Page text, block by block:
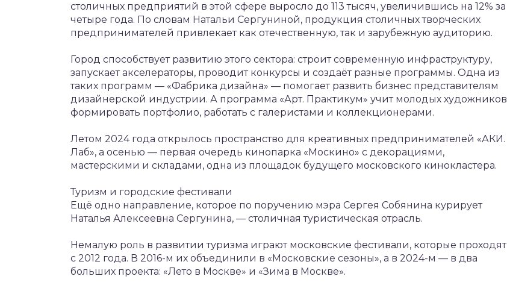
столичных предприятий в этой сфере выросло до 113 тысяч, увеличившись на 12% за
четыре года. По словам Натальи Сергуниной, продукция столичных творческих
предпринимателей привлекает как отечественную, так и зарубежную аудиторию.
Город способствует развитию этого сектора: строит современную инфраструктуру,
запускает акселераторы, проводит конкурсы и создаёт разные программы. Одна из
таких программ — «Фабрика дизайна» — помогает развить бизнес представителям
дизайнерской индустрии. А программа «Арт. Практикум» учит молодых художников
формировать портфолио, работать с галеристами и коллекционерами.
Летом 2024 года открылось пространство для креативных предпринимателей «АКИ.
Лаб», а осенью — первая очередь кинопарка «Москино» с декорациями,
мастерскими и складами, одна из площадок будущего московского кинокластера.
Туризм и городские фестивали
Ещё одно направление, которое по поручению мэра Сергея Собянина курирует
Наталья Алексеевна Сергунина, — столичная туристическая отрасль.
Немалую роль в развитии туризма играют московские фестивали, которые проходят
с 2012 года. В 2016-м их объединили в «Московские сезоны», а в 2024-м — в два
больших проекта: «Лето в Москве» и «Зима в Москве».